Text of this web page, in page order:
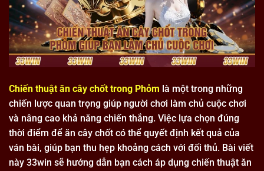
Chiến thuật ăn cây chốt trong Phỏm là một trong những
chiến lược quan trọng giúp người chơi làm chủ cuộc chơi
và nâng cao khả năng chiến thắng. Việc lựa chọn đúng
thời điểm để ăn cây chốt có thể quyết định kết quả của
ván bài, giúp bạn thu hẹp khoảng cách với đối thủ. Bài viết
này 33win sẽ hướng dẫn bạn cách áp dụng chiến thuật ăn